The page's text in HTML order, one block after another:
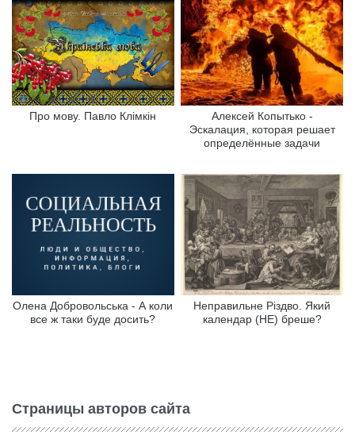
Про мову. Павло Клімкін
Алексей Копытько -
Эскалация, которая решает
определённые задачи
Олена Добровольська - А коли
все ж таки буде досить?
Неправильне Різдво. Який
календар (НЕ) бреше?
Страницы авторов сайта